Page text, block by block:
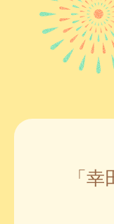
「